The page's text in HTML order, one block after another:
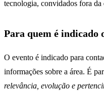
tecnologia, convidados fora da
Para quem é indicado
O evento é indicado para
informações sobre a área. É
relevância, evolução e